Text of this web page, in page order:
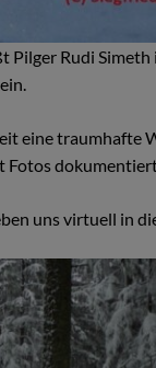
Pilger Rudi
eine traumhafte
Fotos
uns virtuell in